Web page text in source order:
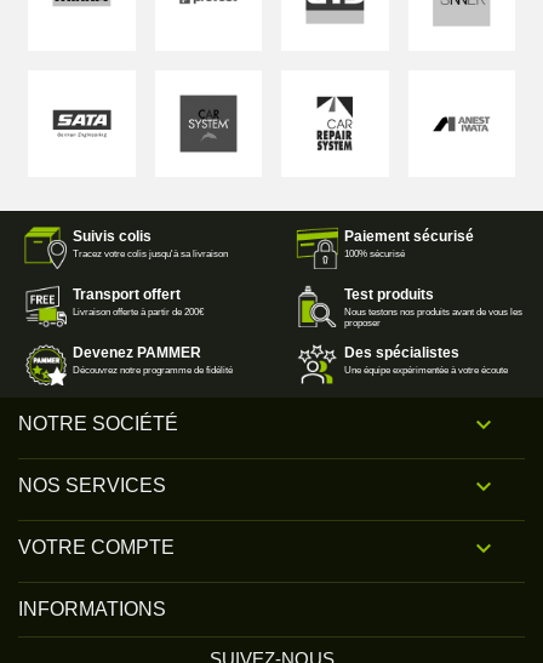
Suivis colis
Tracez votre colis jusqu'à sa livraison
Paiement sécurisé
100% sécurisé
Transport offert
Livraison offerte à partir de 200€
Test produits
Nous testons nos produits avant de vous les
proposer
Devenez PAMMER
Découvrez notre programme de fidélité
Des spécialistes
Une équipe expérimentée à votre écoute
NOTRE SOCIÉTÉ 
NOS SERVICES 
VOTRE COMPTE 
INFORMATIONS
SUIVEZ-NOUS